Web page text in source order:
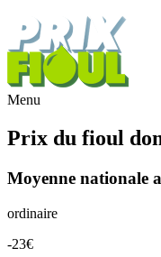
Menu
Prix du fioul
Moyenne nationale
ordinaire
-23€